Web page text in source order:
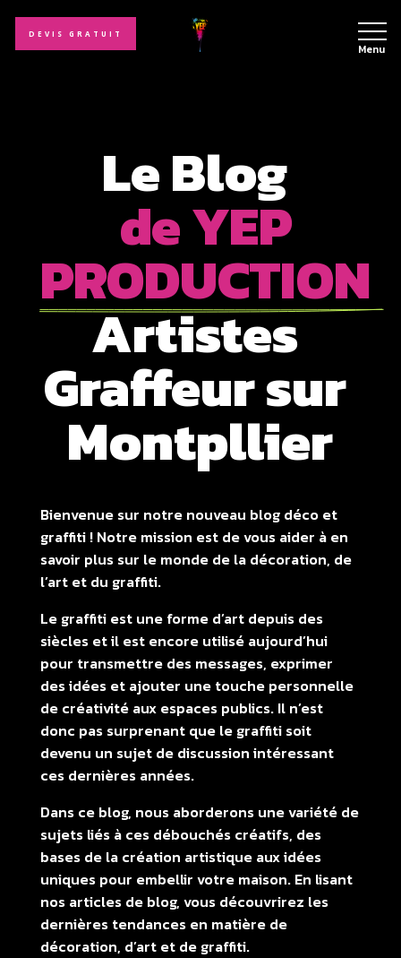
DEVIS GRATUIT
Menu
Le Blog
de YEP
PRODUCTION
Artistes
Graffeur sur
Montpllier
Bienvenue sur notre nouveau blog déco et
graffiti ! Notre mission est de vous aider à en
savoir plus sur le monde de la décoration, de
l’art et du graffiti.
Le graffiti est une forme d’art depuis des
siècles et il est encore utilisé aujourd’hui
pour transmettre des messages, exprimer
des idées et ajouter une touche personnelle
de créativité aux espaces publics. Il n’est
donc pas surprenant que le graffiti soit
devenu un sujet de discussion intéressant
ces dernières années.
Dans ce blog, nous aborderons une variété de
sujets liés à ces débouchés créatifs, des
bases de la création artistique aux idées
uniques pour embellir votre maison. En lisant
nos articles de blog, vous découvrirez les
dernières tendances en matière de
décoration, d’art et de graffiti.